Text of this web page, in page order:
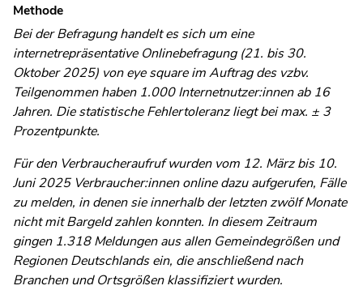
Methode
Bei der Befragung handelt es sich um eine
internetrepräsentative Onlinebefragung (21. bis 30.
Oktober 2025) von eye square im Auftrag des vzbv.
Teilgenommen haben 1.000 Internetnutzer:innen ab 16
Jahren. Die statistische Fehlertoleranz liegt bei max. ± 3
Prozentpunkte.
Für den Verbraucheraufruf wurden vom 12. März bis 10.
Juni 2025 Verbraucher:innen online dazu aufgerufen, Fälle
zu melden, in denen sie innerhalb der letzten zwölf Monate
nicht mit Bargeld zahlen konnten. In diesem Zeitraum
gingen 1.318 Meldungen aus allen Gemeindegrößen und
Regionen Deutschlands ein, die anschließend nach
Branchen und Ortsgrößen klassifiziert wurden.